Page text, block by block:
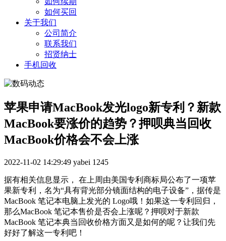
如何买回
关于我们
公司简介
联系我们
招贤纳士
手机回收
苹果申请MacBook发光logo新专利？新款
MacBook要涨价的趋势？押呗典当回收
MacBook价格会不会上涨
2022-11-02 14:29:49 yabei 1245
据有相关信息显示， 在上周由美国专利商标局公布了一项苹
果新专利，名为“具有背光部分镜面结构的电子设备”，据传是
MacBook 笔记本电脑上发光的 Logo哦！如果这一专利回归，
那么MacBook 笔记本售价是否会上涨呢？押呗对于新款
MacBook 笔记本典当回收价格方面又是如何的呢？让我们先
好好了解这一专利吧！